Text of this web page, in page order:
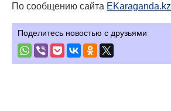
По сообщению сайта EKaraganda.kz
Поделитесь новостью с друзьями